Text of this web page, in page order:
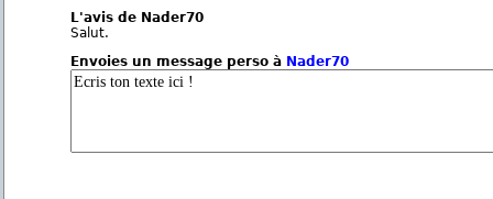
L'avis de Nader70
Salut.
Envoies un message perso à Nader70